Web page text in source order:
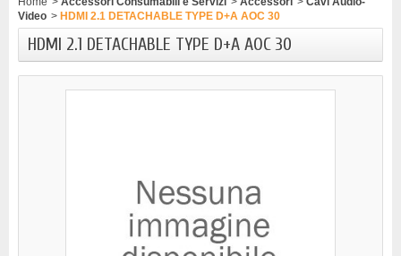
Video > HDMI 2.1 DETACHABLE TYPE D+A AOC 30
HDMI 2.1 DETACHABLE TYPE D+A AOC 30